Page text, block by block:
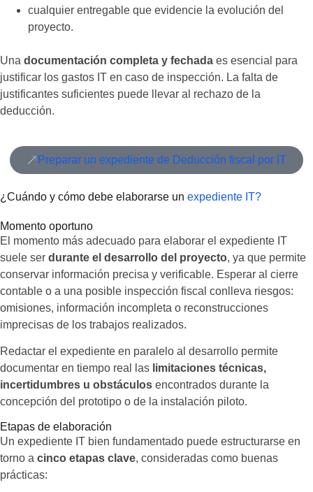
cualquier entregable que evidencie la evolución del
proyecto.
Una documentación completa y fechada es esencial para
justificar los gastos IT en caso de inspección. La falta de
justificantes suficientes puede llevar al rechazo de la
deducción.
Preparar un expediente de Deducción fiscal por IT
¿Cuándo y cómo debe elaborarse un expediente IT?
Momento oportuno
El momento más adecuado para elaborar el expediente IT
suele ser durante el desarrollo del proyecto, ya que permite
conservar información precisa y verificable. Esperar al cierre
contable o a una posible inspección fiscal conlleva riesgos:
omisiones, información incompleta o reconstrucciones
imprecisas de los trabajos realizados.
Redactar el expediente en paralelo al desarrollo permite
documentar en tiempo real las limitaciones técnicas,
incertidumbres u obstáculos encontrados durante la
concepción del prototipo o de la instalación piloto.
Etapas de elaboración
Un expediente IT bien fundamentado puede estructurarse en
torno a cinco etapas clave, consideradas como buenas
prácticas: